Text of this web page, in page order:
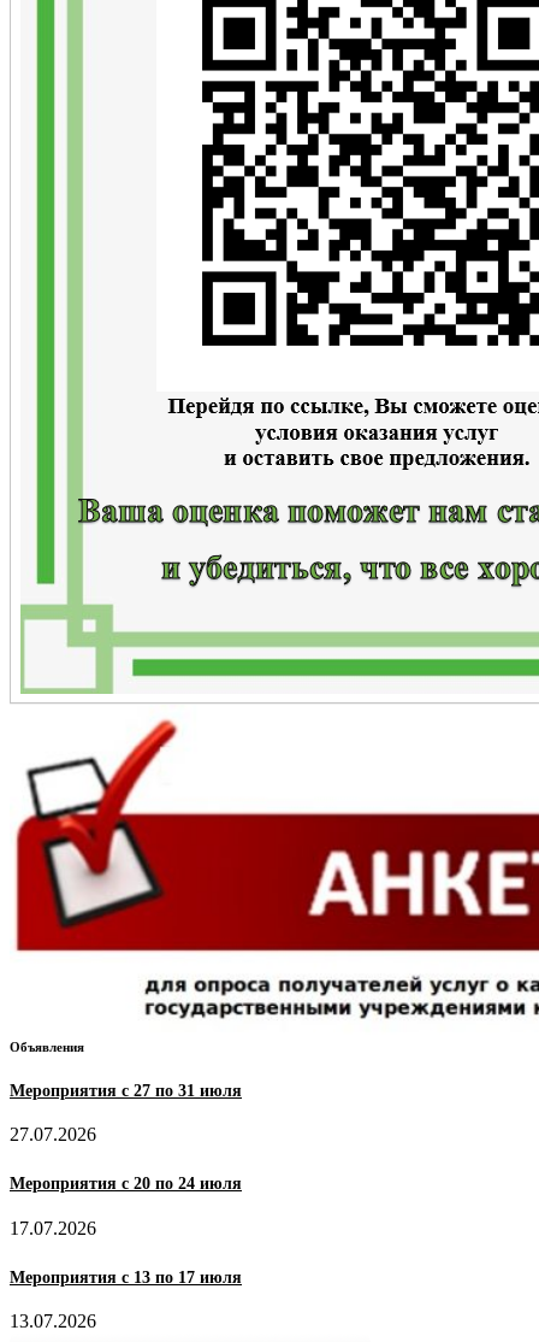
Объявления
Мероприятия с 27 по 31 июля
27.07.2026
Мероприятия с 20 по 24 июля
17.07.2026
Мероприятия с 13 по 17 июля
13.07.2026